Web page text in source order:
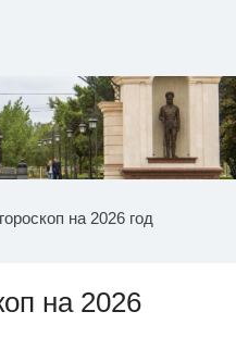
на 2026 год
на 2026